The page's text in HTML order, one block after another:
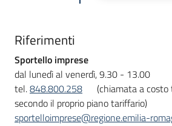
Riferimenti
Sportello imprese
dal lunedì al venerdì, 9.30 - 13.00
tel.848.800.258
(chiamata a
secondo il proprio piano tariffario)
sportelloimprese@regione.emilia-